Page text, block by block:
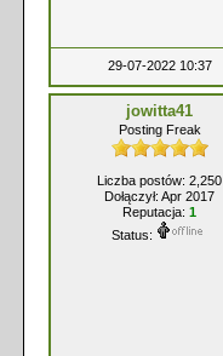
29-07-2022 10:37
jowitta41
Posting Freak
Liczba postów: 2,250
Dołączył: Apr 2017
Reputacja: 1
Status: